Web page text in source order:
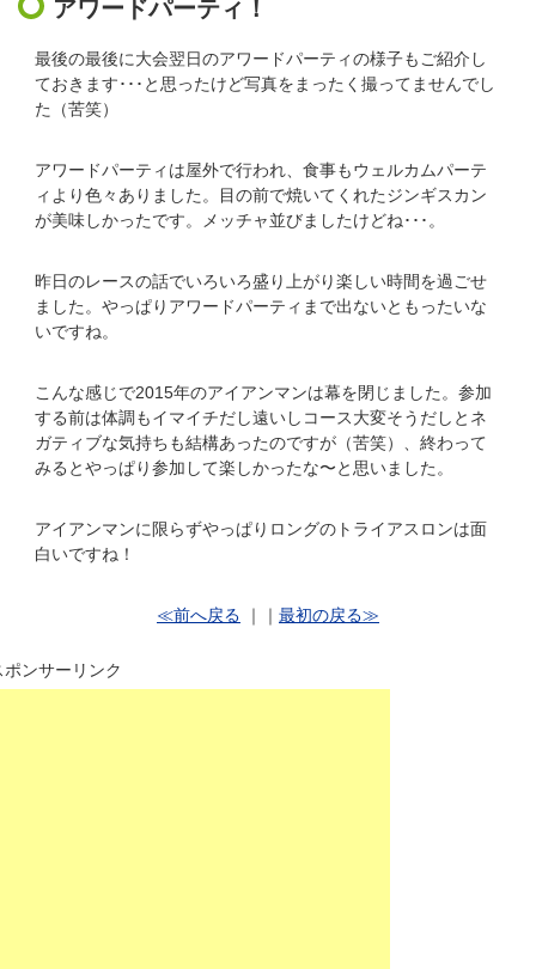
アワードパーティ！
最後の最後に大会翌日のアワードパーティの様子もご紹介し
ておきます･･･と思ったけど写真をまったく撮ってませんでし
た（苦笑）
アワードパーティは屋外で行われ、食事もウェルカムパーテ
ィより色々ありました。目の前で焼いてくれたジンギスカン
が美味しかったです。メッチャ並びましたけどね･･･。
昨日のレースの話でいろいろ盛り上がり楽しい時間を過ごせ
ました。やっぱりアワードパーティまで出ないともったいな
いですね。
こんな感じで2015年のアイアンマンは幕を閉じました。参加
する前は体調もイマイチだし遠いしコース大変そうだしとネ
ガティブな気持ちも結構あったのですが（苦笑）、終わって
みるとやっぱり参加して楽しかったな〜と思いました。
アイアンマンに限らずやっぱりロングのトライアスロンは面
白いですね！
≪前へ戻る ｜｜ 最初の戻る≫
ポンサーリンク